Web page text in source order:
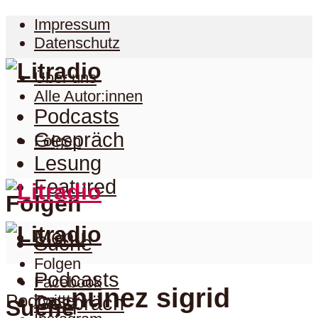
Impressum
Datenschutz
Über uns
Alle Autor:innen
Folgen
Folgen
Folgen
Facebook
Twitter
Podcasts
Gespräch
Lesung
Featured
Menu
Suche
Suche
Podcasts
Gespräch
Podcastnunez sigrid